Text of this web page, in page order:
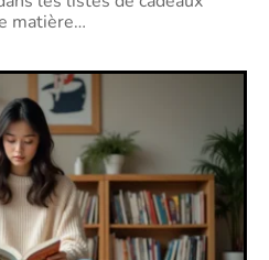
matière…